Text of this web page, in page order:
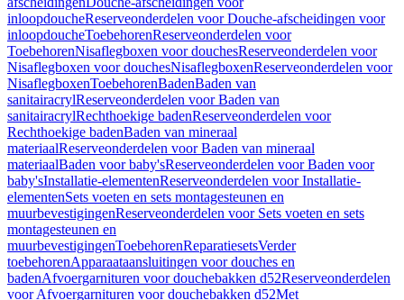
inloopdoucheReserveonderdelen voor Douche-afscheidingen voor
inloopdoucheToebehorenReserveonderdelen voor
ToebehorenNisaflegboxen voor douchesReserveonderdelen voor
Nisaflegboxen voor douchesNisaflegboxenReserveonderdelen voor
NisaflegboxenToebehorenBadenBaden van
sanitairacrylReserveonderdelen voor Baden van
sanitairacrylRechthoekige badenReserveonderdelen voor
Rechthoekige badenBaden van mineraal
materiaalReserveonderdelen voor Baden van mineraal
materiaalBaden voor baby'sReserveonderdelen voor Baden voor
baby'sInstallatie-elementenReserveonderdelen voor Installatie-
elementenSets voeten en sets montagesteunen en
muurbevestigingenReserveonderdelen voor Sets voeten en sets
montagesteunen en
muurbevestigingenToebehorenReparatiesetsVerder
toebehorenApparaataansluitingen voor douches en
badenAfvoergarnituren voor douchebakken d52Reserveonderdelen
voor Afvoergarnituren voor douchebakken d52Met